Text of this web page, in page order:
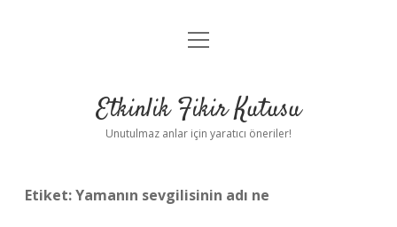
Anasayfa
Yasal Uyarı
menüyü
Etkinlik Fikir Kutusu
Unutulmaz anlar için yaratıcı öneriler!
Etiket:Yamanın sevgilisinin adı ne